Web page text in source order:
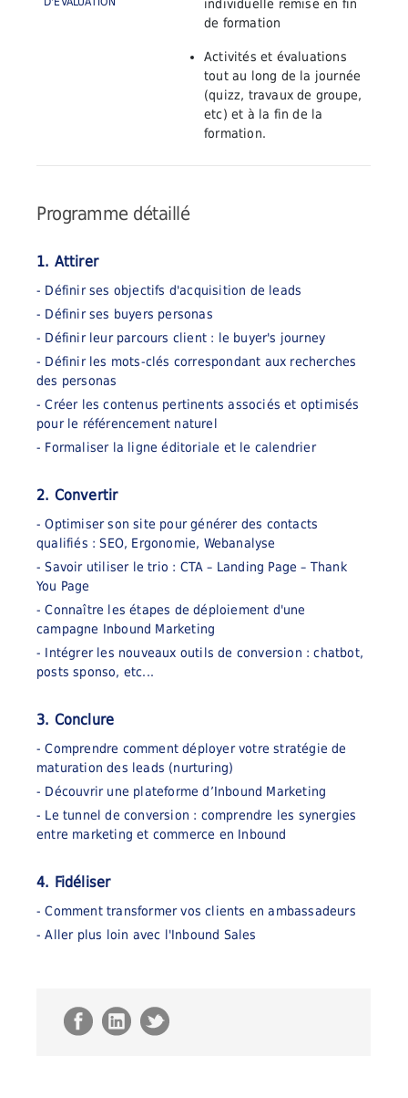
individuelle remise en fin
de formation
Activités et évaluations
tout au long de la journée
(quizz, travaux de groupe,
etc) et à la fin de la
formation.
Programme détaillé
1. Attirer
- Définir ses objectifs d'acquisition de leads
- Définir ses buyers personas
- Définir leur parcours client : le buyer's journey
- Définir les mots-clés correspondant aux recherches
des personas
- Créer les contenus pertinents associés et optimisés
pour le référencement naturel
- Formaliser la ligne éditoriale et le calendrier
2. Convertir
- Optimiser son site pour générer des contacts
qualifiés : SEO, Ergonomie, Webanalyse
- Savoir utiliser le trio : CTA – Landing Page – Thank
You Page
- Connaître les étapes de déploiement d'une
campagne Inbound Marketing
- Intégrer les nouveaux outils de conversion : chatbot,
posts sponso, etc...
3. Conclure
- Comprendre comment déployer votre stratégie de
maturation des leads (nurturing)
- Découvrir une plateforme d’Inbound Marketing
- Le tunnel de conversion : comprendre les synergies
entre marketing et commerce en Inbound
4. Fidéliser
- Comment transformer vos clients en ambassadeurs
- Aller plus loin avec l'Inbound Sales